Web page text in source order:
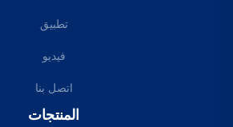
تطبيق
فيديو
اتصل بنا
المنتجات